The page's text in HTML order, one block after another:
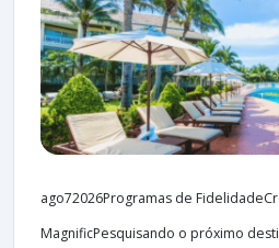
ago72026Programas de
MagnificPesquisando o próximo